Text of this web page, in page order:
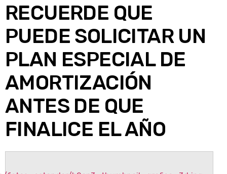
RECUERDE QUE
PUEDE SOLICITAR UN
PLAN ESPECIAL DE
AMORTIZACIÓN
ANTES DE QUE
FINALICE EL AÑO